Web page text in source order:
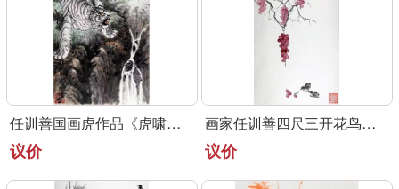
任训善国画虎作品《虎啸泉鸣》四尺整张真迹
议价
画家任训善四尺三开花鸟画作品《硕果》
议价